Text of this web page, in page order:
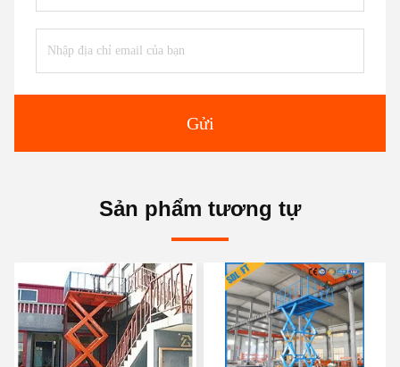
Gửi
Sản phẩm tương tự